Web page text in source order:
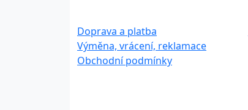
Doprava a platba
Výměna, vrácení, reklamace
Obchodní podmínky